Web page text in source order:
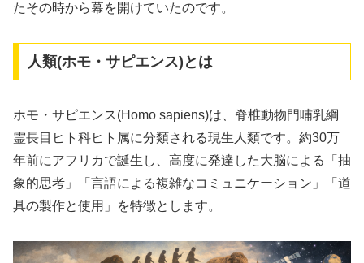
たその時から幕を開けていたのです。
人類(ホモ・サピエンス)とは
ホモ・サピエンス(Homo sapiens)は、脊椎動物門哺乳綱
霊長目ヒト科ヒト属に分類される現生人類です。約30万
年前にアフリカで誕生し、高度に発達した大脳による「抽
象的思考」「言語による複雑なコミュニケーション」「道
具の製作と使用」を特徴とします。